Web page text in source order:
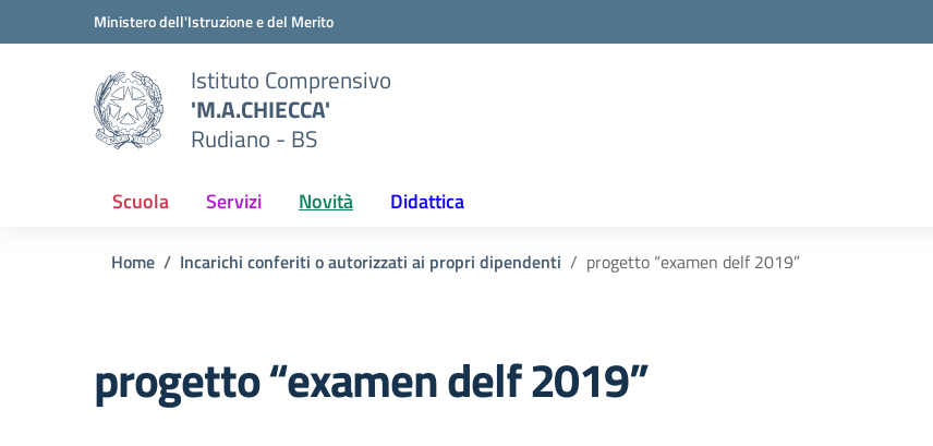
Vai ai contenuti
Vai al menu di navigazioneMinistero dell'Istruzione e del Merito
Istituto Comprensivo
'M.A.CHIECCA'
Rudiano - BS
Scuola Servizi Novità Didattica
Home Incarichi conferiti o autorizzati ai propri dipendenti progetto “examen delf 2019”
progetto “examen delf 2019”